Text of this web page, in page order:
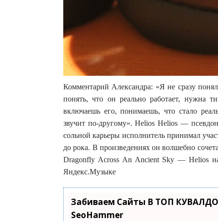
Комментарий Александра: «Я не сразу
понять, что он реально работает, нужна
включаешь его, понимаешь, что стало
звучит по-другому». Helios Helios —
сольной карьеры исполнитель принимал
до рока. В произведениях он волшебно
Dragonfly Across An Ancient Sky — Helios
Яндекс.Музыке
Забиваем Сайты В ТОП
SeoHammer